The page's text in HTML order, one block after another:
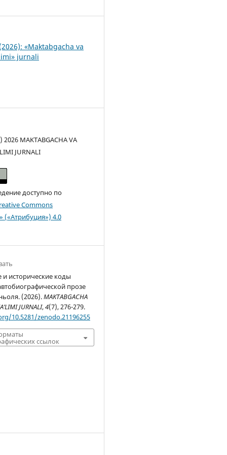
«Maktabgacha va
jurnali
MAKTABGACHA VA
JURNALI
доступно по
Commons
(«Атрибуция») 4.0
исторические коды
прозе
(2026).MAKTABGACHA
JURNALI,4(7), 276-279.
10.5281/zenodo.21196255
ссылок